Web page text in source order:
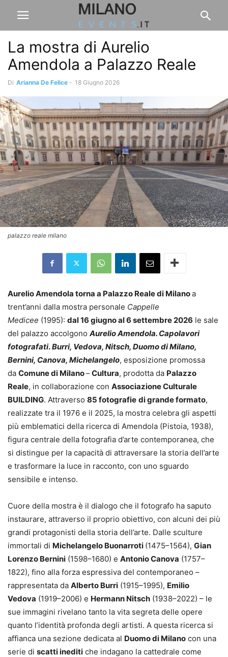
La mostra di Aurelio
Amendola a Palazzo Reale
Di Arianna De Felice - 18 Giugno 2026
palazzo reale milano
Aurelio Amendola torna a Palazzo Reale di Milanoa
trent’anni dalla mostra personale Cappelle
Medicee (1995): dal 16 giugno al 6 settembre 2026 le sale
del palazzo accolgono Aurelio Amendola. Capolavori
fotografati.Burri, Vedova, Nitsch, Duomo di Milano,
Bernini, Canova, Michelangelo, esposizione promossa
da Comune di Milano–Cultura, prodotta da Palazzo
Reale, in collaborazione con Associazione Culturale
BUILDING. Attraverso 85 fotografie di grande formato,
realizzate tra il 1976 e il 2025, la mostra celebra gli aspetti
più emblematici della ricerca di Amendola (Pistoia, 1938),
figura centrale della fotografia d’arte contemporanea, che
si distingue per la capacità di attraversare la storia dell’arte
e trasformare la luce in racconto, con uno sguardo
sensibile e intenso.
Cuore della mostra è il dialogo che il fotografo ha saputo
instaurare, attraverso il proprio obiettivo, con alcuni dei più
grandi protagonisti della storia dell’arte. Dalle sculture
immortali di Michelangelo Buonarroti (1475–1564), Gian
Lorenzo Bernini (1598–1680) e Antonio Canova (1757–
1822), fino alla forza espressiva del contemporaneo –
rappresentata da Alberto Burri (1915–1995), Emilio
Vedova (1919–2006) e Hermann Nitsch (1938–2022) – le
sue immagini rivelano tanto la vita segreta delle opere
quanto l’identità profonda degli artisti. A questa ricerca si
affianca una sezione dedicata al Duomo di Milano con una
serie di scatti inediti che indagano la cattedrale come